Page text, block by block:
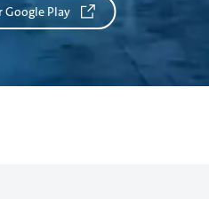
Google Play